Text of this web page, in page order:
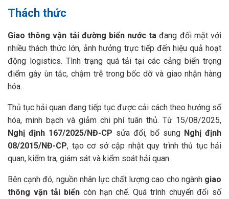
Thách thức
Giao thông vận tải đường biển nước ta đang đối mặt với
nhiều thách thức lớn, ảnh hưởng trực tiếp đến hiệu quả hoạt
động logistics. Tình trạng quá tải tại các cảng biển trọng
điểm gây ùn tắc, chậm trễ trong bốc dỡ và giao nhận hàng
hóa.
Thủ tục hải quan đang tiếp tục được cải cách theo hướng số
hóa, minh bạch và giảm chi phí tuân thủ. Từ 15/08/2025,
Nghị định 167/2025/NĐ-CP sửa đổi, bổ sung Nghị định
08/2015/NĐ-CP, tạo cơ sở cập nhật quy trình thủ tục hải
quan, kiểm tra, giám sát và kiểm soát hải quan
Bên cạnh đó, nguồn nhân lực chất lượng cao cho ngành giao
thông vận tải biển còn hạn chế. Quá trình chuyển đổi số